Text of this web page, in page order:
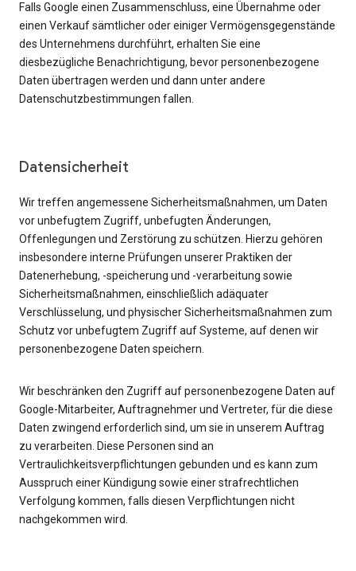
Falls Google einen Zusammenschluss, eine Übernahme oder
einen Verkauf sämtlicher oder einiger Vermögensgegenstände
des Unternehmens durchführt, erhalten Sie eine
diesbezügliche Benachrichtigung, bevor personenbezogene
Daten übertragen werden und dann unter andere
Datenschutzbestimmungen fallen.
Datensicherheit
Wir treffen angemessene Sicherheitsmaßnahmen, um Daten
vor unbefugtem Zugriff, unbefugten Änderungen,
Offenlegungen und Zerstörung zu schützen. Hierzu gehören
insbesondere interne Prüfungen unserer Praktiken der
Datenerhebung, -speicherung und -verarbeitung sowie
Sicherheitsmaßnahmen, einschließlich adäquater
Verschlüsselung, und physischer Sicherheitsmaßnahmen zum
Schutz vor unbefugtem Zugriff auf Systeme, auf denen wir
personenbezogene Daten speichern.
Wir beschränken den Zugriff auf personenbezogene Daten auf
Google-Mitarbeiter, Auftragnehmer und Vertreter, für die diese
Daten zwingend erforderlich sind, um sie in unserem Auftrag
zu verarbeiten. Diese Personen sind an
Vertraulichkeitsverpflichtungen gebunden und es kann zum
Ausspruch einer Kündigung sowie einer strafrechtlichen
Verfolgung kommen, falls diesen Verpflichtungen nicht
nachgekommen wird.